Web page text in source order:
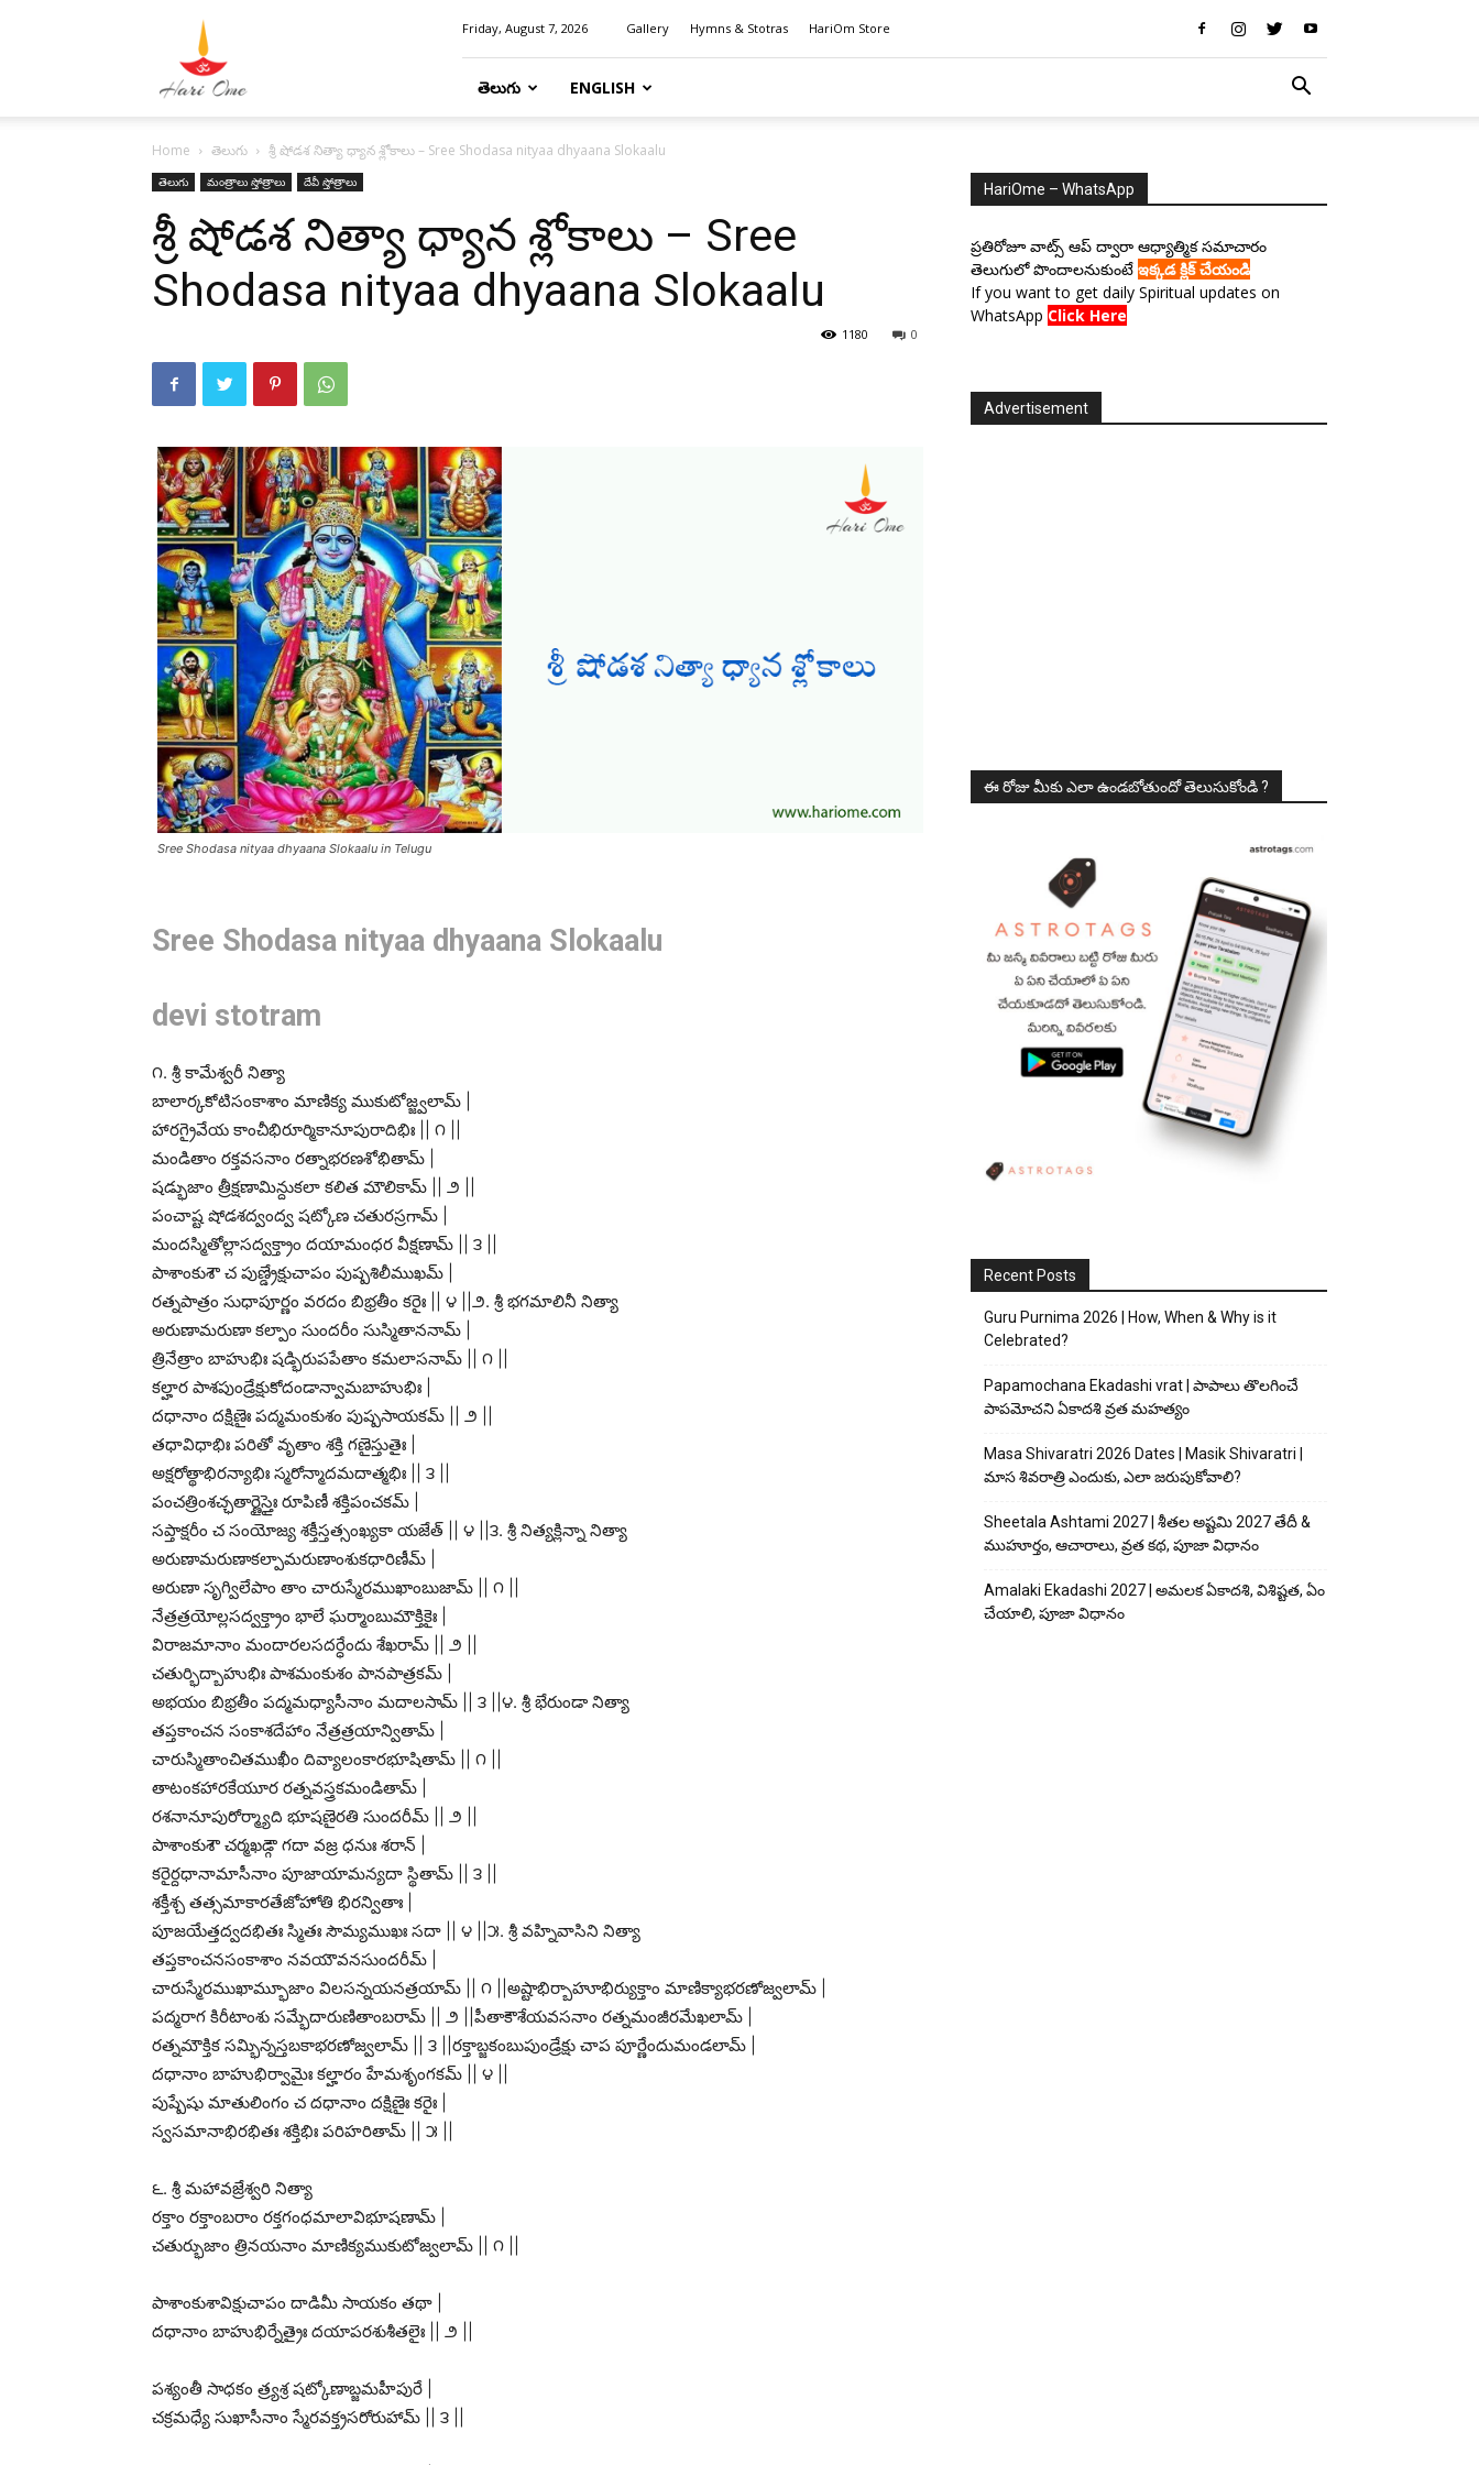
Friday, August 7, 2026 Gallery Hymns & Stotras HariOm Store
తెలుగు ENGLISH
Home తెలుగు శ్రీ షోడశ నిత్యా ధ్యాన శ్లోకాలు – Sree Shodasa nityaa dhyaana Slokaalu
తెలుగు మంత్రాలు స్తోత్రాలు దేవీ స్తోత్రాలు
శ్రీ షోడశ నిత్యా ధ్యాన శ్లోకాలు – Sree
Shodasa nityaa dhyaana Slokaalu
0
1180
Sree Shodasa nityaa dhyaana Slokaalu in Telugu
Sree Shodasa nityaa dhyaana Slokaalu
devi stotram
౧. శ్రీ కామేశ్వరీ నిత్యా
బాలార్కకోటిసంకాశాం మాణిక్య ముకుటోజ్జ్వలామ్ |
హారగ్రైవేయ కాంచీభిరూర్మికానూపురాదిభిః || ౧ ||
మండితాం రక్తవసనాం రత్నాభరణశోభితామ్ |
షడ్భుజాం త్రీక్షణామిన్దుకలా కలిత మౌలికామ్ || ౨ ||
పంచాష్ట షోడశద్వంద్వ షట్కోణ చతురస్రగామ్ |
మందస్మితోల్లాసద్వక్త్రాం దయామంధర వీక్షణామ్ || ౩ ||
పాశాంకుశౌ చ పుణ్డ్రేక్షుచాపం పుష్పశిలీముఖమ్ |
రత్నపాత్రం సుధాపూర్ణం వరదం బిభ్రతీం కరైః || ౪ ||౨. శ్రీ భగమాలినీ నిత్యా
అరుణామరుణా కల్పాం సుందరీం సుస్మితాననామ్ |
త్రినేత్రాం బాహుభిః షడ్భిరుపపేతాం కమలాసనామ్ || ౧ ||
కల్హార పాశపుండ్రేక్షుకోదండాన్వామబాహుభిః |
దధానాం దక్షిణైః పద్మమంకుశం పుష్పసాయకమ్ || ౨ ||
తధావిధాభిః పరితో వృతాం శక్తి గణైస్తుతైః |
అక్షరోత్థాభిరన్యాభిః స్మరోన్మాదమదాత్మభిః || ౩ ||
పంచత్రింశచ్ఛతార్ణైస్తైః రూపిణీ శక్తిపంచకమ్ |
సప్తాక్షరీం చ సంయోజ్య శక్తీస్తత్సంఖ్యకా యజేత్ || ౪ ||౩. శ్రీ నిత్యక్లిన్నా నిత్యా
అరుణామరుణాకల్పామరుణాంశుకధారిణీమ్ |
అరుణా సృగ్విలేపాం తాం చారుస్మేరముఖాంబుజామ్ || ౧ ||
నేత్రత్రయోల్లసద్వక్త్రాం భాలే ఘర్మాంబుమౌక్తికైః |
విరాజమానాం మందారలసదర్ధేందు శేఖరామ్ || ౨ ||
చతుర్భిద్బాహుభిః పాశమంకుశం పానపాత్రకమ్ |
అభయం బిభ్రతీం పద్మమధ్యాసీనాం మదాలసామ్ || ౩ ||౪. శ్రీ భేరుండా నిత్యా
తప్తకాంచన సంకాశదేహాం నేత్రత్రయాన్వితామ్ |
చారుస్మితాంచితముఖీం దివ్యాలంకారభూషితామ్ || ౧ ||
తాటంకహారకేయూర రత్నవస్త్రకమండితామ్ |
రశనానూపురోర్మ్యాది భూషణైరతి సుందరీమ్ || ౨ ||
పాశాంకుశౌ చర్మఖడ్గౌ గదా వజ్ర ధనుః శరాన్ |
కరైర్దధానామాసీనాం పూజాయామన్యదా స్థితామ్ || ౩ ||
శక్తీశ్చ తత్సమాకారతేజోహోతి భిరన్వితాః |
పూజయేత్తద్వదభితః స్మితః సౌమ్యముఖః సదా || ౪ ||౫. శ్రీ వహ్నివాసిని నిత్యా
తప్తకాంచనసంకాశాం నవయౌవనసుందరీమ్ |
చారుస్మేరముఖామ్భూజాం విలసన్నయనత్రయామ్ || ౧ ||అష్టాభిర్బాహూభిర్యుక్తాం మాణిక్యాభరణోజ్వలామ్ |
పద్మరాగ కిరీటాంశు సమ్భేదారుణితాంబరామ్ || ౨ ||పీతాకౌశేయవసనాం రత్నమంజీరమేఖలామ్ |
రత్నమౌక్తిక సమ్భిన్నస్తబకాభరణోజ్వలామ్ || ౩ ||రక్తాబ్జకంబుపుండ్రేక్షు చాప పూర్ణేందుమండలామ్ |
దధానాం బాహుభిర్వామైః కల్హారం హేమశృంగకమ్ || ౪ ||
పుష్పేషు మాతులింగం చ దధానాం దక్షిణైః కరైః |
స్వసమానాభిరభితః శక్తిభిః పరిహరితామ్ || ౫ ||
౬. శ్రీ మహావజ్రేశ్వరి నిత్యా
రక్తాం రక్తాంబరాం రక్తగంధమాలావిభూషణామ్ |
చతుర్భుజాం త్రినయనాం మాణిక్యముకుటోజ్వలామ్ || ౧ ||
పాశాంకుశావిక్షుచాపం దాడిమీ సాయకం తథా |
దధానాం బాహుభిర్నేత్రైః దయాపరశుశీతలైః || ౨ ||
పశ్యంతీ సాధకం త్ర్యశ్ర షట్కోణాబ్జమహీపురే |
చక్రమధ్యే సుఖాసీనాం స్మేరవక్త్రసరోరుహామ్ || ౩ ||
HariOme – WhatsApp
ప్రతిరోజూ వాట్స్ ఆప్ ద్వారా ఆధ్యాత్మిక సమాచారం
తెలుగులో పొందాలనుకుంటే ఇక్కడ క్లిక్ చేయండి
If you want to get daily Spiritual updates on
WhatsApp Click Here
Advertisement
ఈ రోజు మీకు ఎలా ఉండబోతుందో తెలుసుకోండి ?
Recent Posts
Guru Purnima 2026 | How, When & Why is it
Celebrated?
Papamochana Ekadashi vrat | పాపాలు తొలగించే
పాపమోచని ఏకాదశి వ్రత మహత్యం
Masa Shivaratri 2026 Dates | Masik Shivaratri |
మాస శివరాత్రి ఎందుకు, ఎలా జరుపుకోవాలి?
Sheetala Ashtami 2027 | శీతల అష్టమి 2027 తేదీ &
ముహూర్తం, ఆచారాలు, వ్రత కథ, పూజా విధానం
Amalaki Ekadashi 2027 | అమలక ఏకాదశి, విశిష్టత, ఏం
చేయాలి, పూజా విధానం